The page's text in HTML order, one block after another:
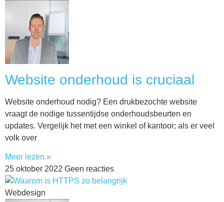
Website onderhoud is cruciaal
Website onderhoud nodig? Een drukbezochte website
vraagt de nodige tussentijdse onderhoudsbeurten en
updates. Vergelijk het met een winkel of kantoor; als er veel
volk over
Meer lezen »
25 oktober 2022 Geen reacties
Webdesign